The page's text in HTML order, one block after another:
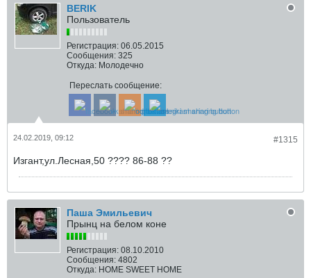
BERIK
Пользователь
Регистрация: 06.05.2015
Сообщения: 325
Откуда: Молодечно
Переслать сообщение:
#1315
24.02.2019, 09:12
Изгант,ул.Лесная,50 ???? 86-88 ??
Паша Эмильевич
Прынц на белом коне
Регистрация: 08.10.2010
Сообщения: 4802
Откуда: HOME SWEET HOME